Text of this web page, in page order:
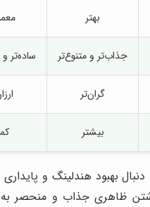
بهتر
جذاب‌تر و متنوع‌تر ساده‌تر
گران‌تر
بیشتر
بهبود هندلینگ و پایداری
ظاهری جذاب و منحصر به